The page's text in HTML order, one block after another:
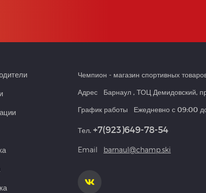
Чемпион - магазин спортивных
Адрес Барнаул, ТОЦ Демидовский,
График работы Ежедневно с 09:00
Тел. +7(923)649-78-54
Email barnaul@champ.ski